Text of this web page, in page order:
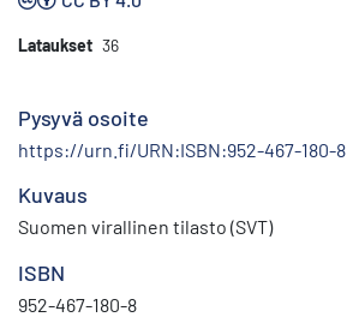
Lataukset 36
Pysyvä osoite
https://urn.fi/URN:ISBN:952-467-180-8
Kuvaus
Suomen virallinen tilasto (SVT)
ISBN
952-467-180-8